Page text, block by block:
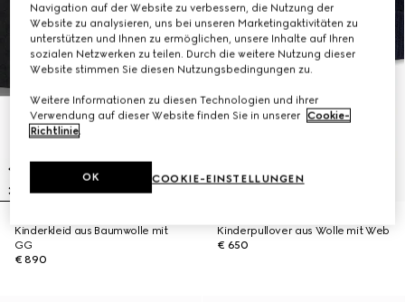
Kinderkleid aus Baumwolle mit
GG
€ 890
Kinderpullover aus Wolle mit Web
€ 650
Navigation auf der Website zu verbessern, die Nutzung der
Website zu analysieren, uns bei unseren Marketingaktivitäten zu
unterstützen und Ihnen zu ermöglichen, unsere Inhalte auf Ihren
sozialen Netzwerken zu teilen. Durch die weitere Nutzung dieser
Website stimmen Sie diesen Nutzungsbedingungen zu.
Weitere Informationen zu diesen Technologien und ihrer
Verwendung auf dieser Website finden Sie in unserer Cookie-
Richtlinie.
COOKIE-EINSTELLUNGEN
OK